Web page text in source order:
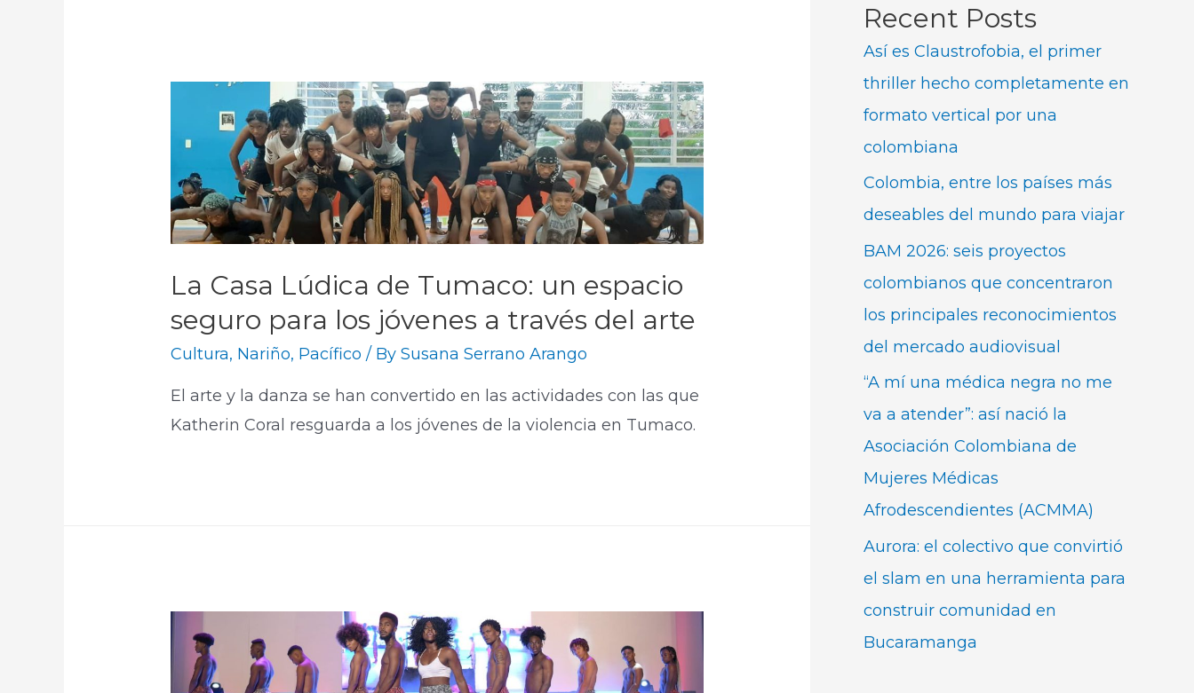
La Casa Lúdica de Tumaco: un espacio
seguro para los jóvenes a través del arte
Cultura, Nariño, Pacífico / BySusana Serrano Arango
El arte y la danza se han convertido en las actividades con las que
Katherin Coral resguarda a los jóvenes de la violencia en Tumaco.​
Recent Posts
Así es Claustrofobia, el primer
thriller hecho completamente en
formato vertical por una
colombiana
Colombia, entre los países más
deseables del mundo para viajar
BAM 2026: seis proyectos
colombianos que concentraron
los principales reconocimientos
del mercado audiovisual
“A mí una médica negra no me
va a atender”: así nació la
Asociación Colombiana de
Mujeres Médicas
Afrodescendientes (ACMMA)
Aurora: el colectivo que convirtió
el slam en una herramienta para
construir comunidad en
Bucaramanga